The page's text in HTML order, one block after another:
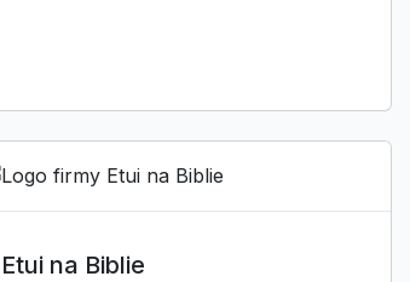
Etui na Biblie